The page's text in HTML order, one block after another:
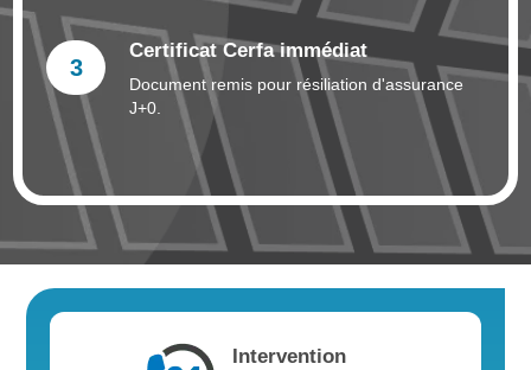
3
Certificat Cerfa immédiat
Document remis pour résiliation d'assurance
J+0.
Intervention